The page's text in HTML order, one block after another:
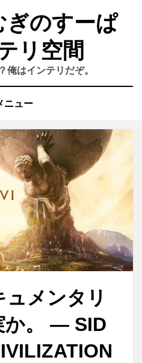
ぎのすーぱ
リ空間
俺はインテリだぞ。
ニュー
メンタリ
か。 ― SID